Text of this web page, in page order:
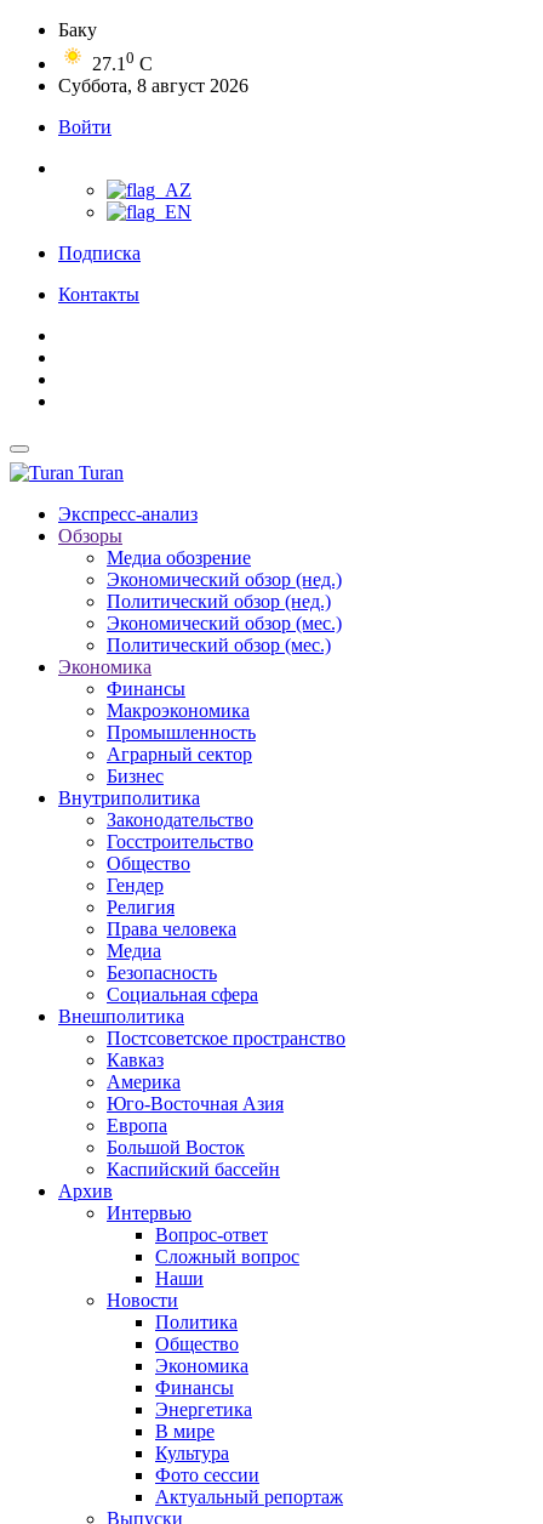
Баку
27.1 0 C
Суббота, 8 август 2026
Войти
Подписка
Контакты
Turan
Экспресс-анализ
Обзоры
Медиа обозрение
Экономический обзор (нед.)
Политический обзор (нед.)
Экономический обзор (мес.)
Политический обзор (мес.)
Экономика
Финансы
Макроэкономика
Промышленность
Аграрный сектор
Бизнес
Внутриполитика
Законодательство
Госстроительство
Общество
Гендер
Религия
Права человека
Медиа
Безопасность
Социальная сфера
Внешполитика
Постсоветское пространство
Кавказ
Америка
Юго-Восточная Азия
Европа
Большой Восток
Каспийский бассейн
Архив
Интервью
Вопрос-ответ
Сложный вопрос
Наши
Новости
Политика
Общество
Экономика
Финансы
Энергетика
В мире
Культура
Фото сессии
Актуальный репортаж
Выпуски